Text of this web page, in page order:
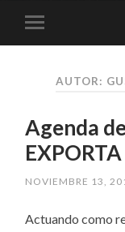
AUTOR:
Agenda
NOVIEMBRE 13,
Actuando como